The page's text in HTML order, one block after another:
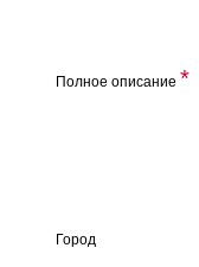
Полное описание *
Город